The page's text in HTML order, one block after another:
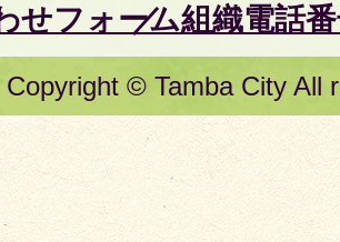
せフォーム組織電話
Copyright © Tamba City All